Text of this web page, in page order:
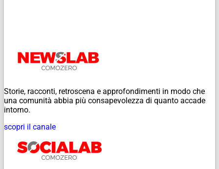
Storie, racconti, retroscena e approfondimenti in modo che
una comunità abbia più consapevolezza di quanto accade
intorno.
scopri il canale